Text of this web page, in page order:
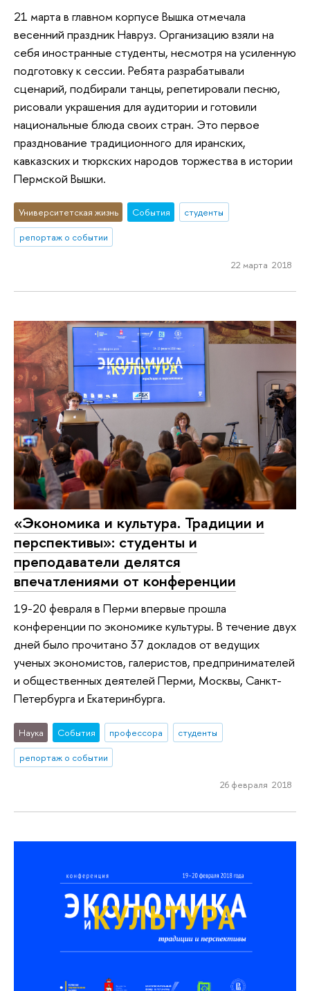
21 марта в главном корпусе Вышка отмечала
весенний праздник Навруз. Организацию взяли на
себя иностранные студенты, несмотря на усиленную
подготовку к сессии. Ребята разрабатывали
сценарий, подбирали танцы, репетировали песню,
рисовали украшения для аудитории и готовили
национальные блюда своих стран. Это первое
празднование традиционного для иранских,
кавказских и тюркских народов торжества в истории
Пермской Вышки.
Университетская жизнь События
студенты
репортаж о событии
22 марта 2018
«Экономика и культура. Традиции и
перспективы»: студенты и
преподаватели делятся
впечатлениями от конференции
19-20 февраля в Перми впервые прошла
конференции по экономике культуры. В течение двух
дней было прочитано 37 докладов от ведущих
ученых экономистов, галеристов, предпринимателей
и общественных деятелей Перми, Москвы, Санкт-
Петербурга и Екатеринбурга.
Наука События профессора
студенты
репортаж о событии
26 февраля 2018